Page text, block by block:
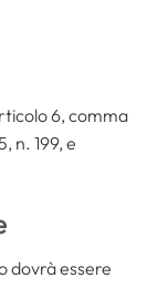
6, comma
n. 199, e
dovrà essere